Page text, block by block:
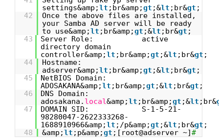
settings&amp;lt ;br&amp;gt ;&lt ;br&gt ;
42
Once the above files are installed,
your Samba AD server will be ready
to use&amp;lt ;br&amp;gt ;&lt ;br&gt ;
43
Server Role: active
directory domain
controller&amp;lt ;br&amp;gt ;&lt ;br&gt ;
44
Hostname:
adserver&amp;lt ;br&amp;gt ;&lt ;br&gt ;
45
NetBIOS Domain:
ADOSAKANA&amp;lt ;br&amp;gt ;&lt ;br&gt ;
46
DNS Domain:
adosakana. local&amp;lt ;br&amp;gt ;&lt ;br&
47
DOMAIN SID: S-1-5-21-
98280047-2622333268-
1688910966&amp;lt ;/p&amp;gt ;&lt ;br&gt ;
48
&amp;lt ;p&amp;gt ;[root@adserver ~]#